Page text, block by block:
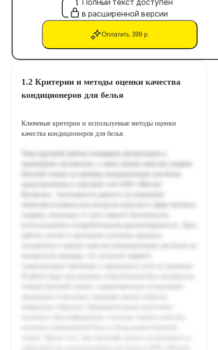
в расширенной версии
Оплатить 399 р.
1.2 Критерии и методы оценки качества
кондиционеров для белья
Ключевые критерии и используемые методы оценки
качества кондиционеров для белья.